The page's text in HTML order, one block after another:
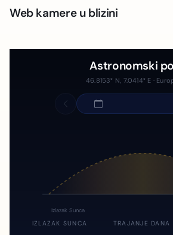
Web kamere u blizini
Astronomski
46.8153° N, 7.0414° E ·
Izlazak Sunca
IZLAZAK SUNCA TRAJANJE DANA